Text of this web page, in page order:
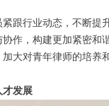
跟行业动态，不断提
作，构建更加紧密和
大对青年律师的培养
才发展